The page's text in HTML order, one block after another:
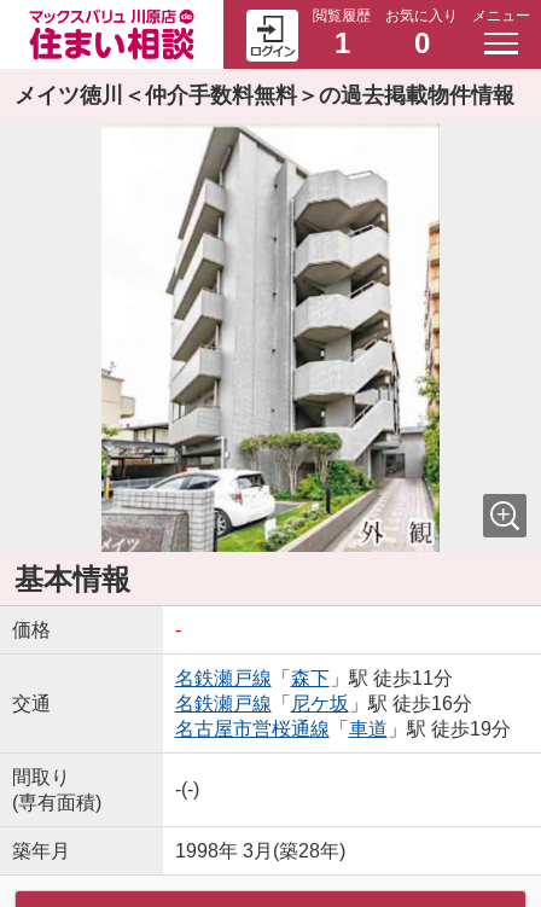
閲覧履歴
1
お気に入り
0
メニュー
メイツ徳川＜仲介手数料無料＞の過去掲載物件情報
基本情報
価格 -
交通
名鉄瀬戸線 「 森下」駅 徒歩11分
名鉄瀬戸線 「 尼ケ坂 」駅 徒歩16分
名古屋市営桜通線 「 車道 」駅 徒歩19分
間取り
(専有面積)
-(-)
築年月 1998年 3月(築28年)